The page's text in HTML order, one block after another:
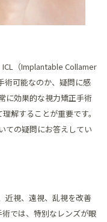
（Implantable Collamer
術可能なのか、疑問に感
に効果的な視力矯正手術
解することが重要です。
ての疑問にお答えしてい
近視、遠視、乱視を改善
では、特別なレンズが眼